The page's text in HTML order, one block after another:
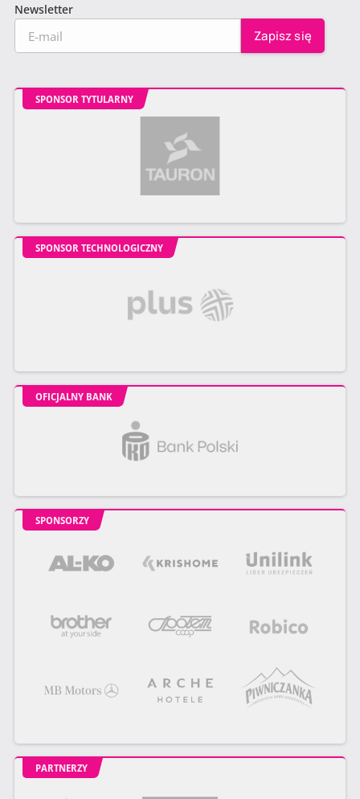
Newsletter
SPONSOR TYTULARNY
SPONSOR TECHNOLOGICZNY
OFICJALNY BANK
SPONSORZY
PARTNERZY